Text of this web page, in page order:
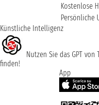
Kostenlose
Persönliche
Künstliche Intelligenz
Nutzen Sie das GPT
finden!
App